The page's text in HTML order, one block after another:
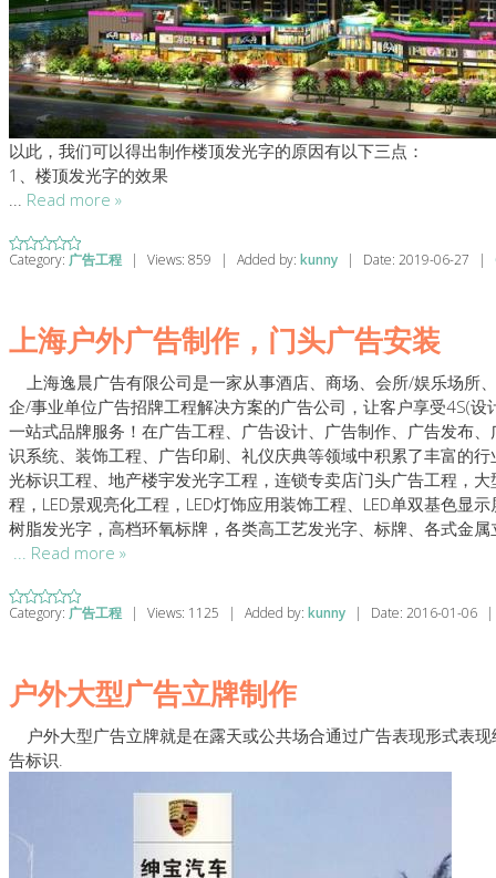
以此，我们可以得出制作楼顶发光字的原因有以下三点：
1、楼顶发光字的效果
... Read more »
Category: 广告工程 | Views: 859 | Added by: kunny | Date: 2019-06-27 |
上海户外广告制作，门头广告安装
上海逸晨广告有限公司是一家从事酒店、商场、会所/娱乐场所
企/事业单位广告招牌工程解决方案的广告公司，让客户享受4S(设
一站式品牌服务！在广告工程、广告设计、广告制作、广告发布
识系统、装饰工程、广告印刷、礼仪庆典等领域中积累了丰富的行
光标识工程、地产楼宇发光字工程，连锁专卖店门头广告工程，
程，LED景观亮化工程，LED灯饰应用装饰工程、LED单双基色显
树脂发光字，高档环氧标牌，各类高工艺发光字、标牌、各式金
... Read more »
Category: 广告工程 | Views: 1125 | Added by: kunny | Date: 2016-01-06 |
户外大型广告立牌制作
户外大型广告立牌就是在露天或公共场合通过广告表现形式表
告标识.